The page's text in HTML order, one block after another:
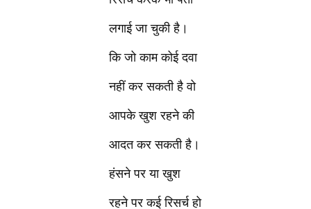
लगाई जा चुकी है।
कि जो काम कोई दवा
नहीं कर सकती है वो
आपके खुश रहने की
आदत कर सकती है।
हंसने पर या खुश
रहने पर कई रिसर्च हो